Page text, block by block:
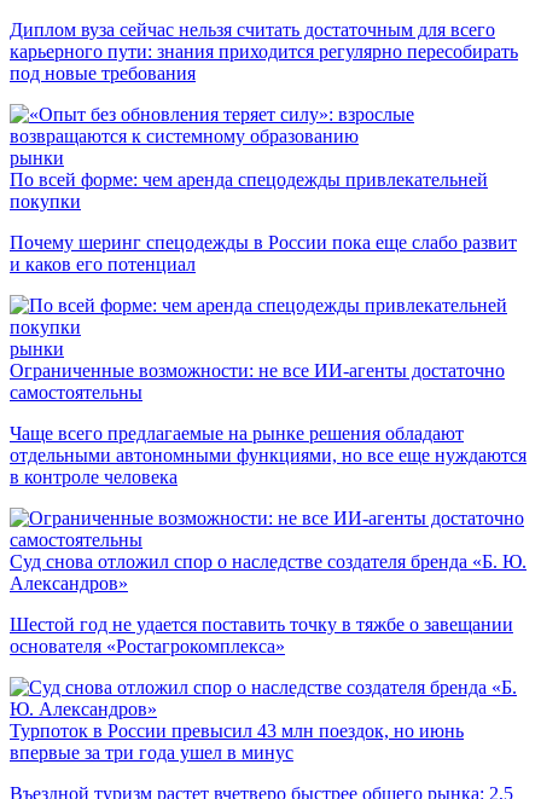
Диплом вуза сейчас нельзя считать достаточным для всего
карьерного пути: знания приходится регулярно пересобирать
под новые требования
рынки
По всей форме: чем аренда спецодежды привлекательней
покупки
Почему шеринг спецодежды в России пока еще слабо развит
и каков его потенциал
рынки
Ограниченные возможности: не все ИИ-агенты достаточно
самостоятельны
Чаще всего предлагаемые на рынке решения обладают
отдельными автономными функциями, но все еще нуждаются
в контроле человека
Суд снова отложил спор о наследстве создателя бренда «Б. Ю.
Александров»
Шестой год не удается поставить точку в тяжбе о завещании
основателя «Ростагрокомплекса»
Турпоток в России превысил 43 млн поездок, но июнь
впервые за три года ушел в минус
Въездной туризм растет вчетверо быстрее общего рынка: 2,5